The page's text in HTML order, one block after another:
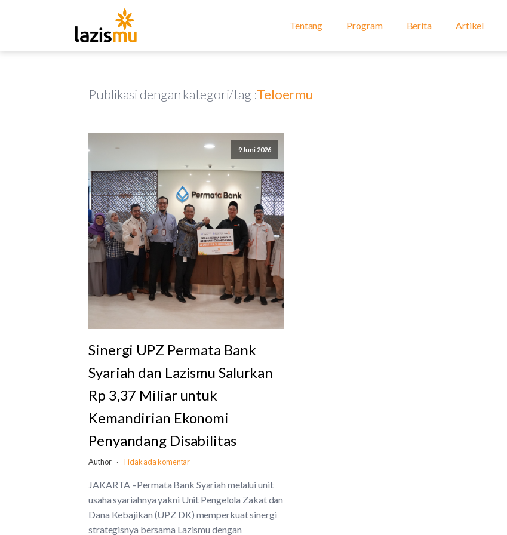
Tentang Program Berita Artikel
Publikasi dengan kategori/tag :Teloermu
9 Juni 2026
Sinergi UPZ Permata Bank
Syariah dan Lazismu Salurkan
Rp 3,37 Miliar untuk
Kemandirian Ekonomi
Penyandang Disabilitas
Author Tidak ada komentar
JAKARTA –Permata Bank Syariah melalui unit
usaha syariahnya yakni Unit Pengelola Zakat dan
Dana Kebajikan (UPZ DK) memperkuat sinergi
strategisnya bersama Lazismu dengan